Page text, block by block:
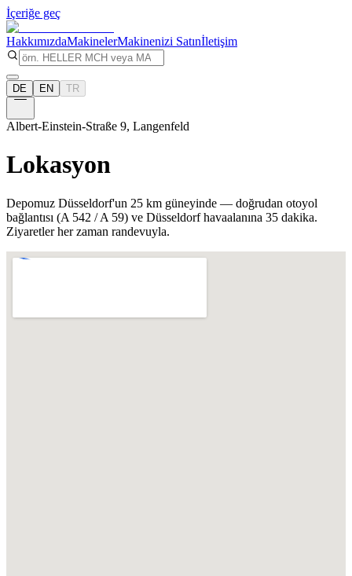
İçeriğe geç
HakkımızdaMakinelerMakinenizi Satınİletişim
DE EN TR
Albert-Einstein-Straße 9, Langenfeld
Lokasyon
Depomuz Düsseldorf'un 25 km güneyinde — doğrudan otoyol
bağlantısı (A 542 / A 59) ve Düsseldorf havaalanına 35 dakika.
Ziyaretler her zaman randevuyla.